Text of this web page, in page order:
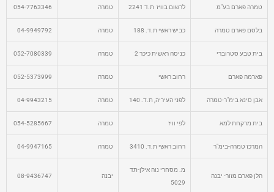
טמרה פארם בע"מ לרשום בוויז ת.ד 2241 טמרה 054-7763346
בלסם פארם טמרה כביש ראשי ת.ד. 188 טמרה 04-9949792
בית טבע סטרוברי כניסה ראשית כיכר 2 טמרה 052-7080339
פארמה פארם רחוב ראשי טמרה 052-5373999
אבן סינא בימ"ר-טמרה לפני העיריה, ת.ד. 140 טמרה 04-9943215
בית מרקחת למא לפי וויז טמרה 054-5285667
המרכז טמרה-בימ"ר רחוב ראשי ת.ד. 3410 טמרה 04-9947165
הלן פארם מזור- יבנה
מ. מסחרי נוה אילן-תד
5029
יבנה 08-9436747